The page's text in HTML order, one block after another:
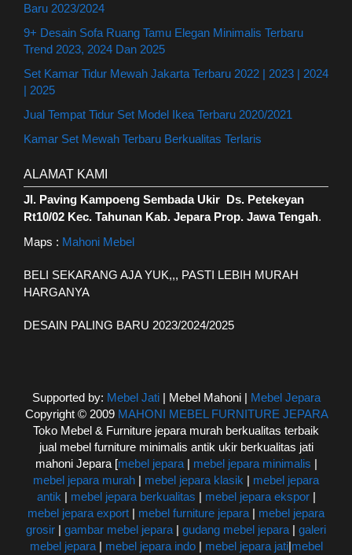
Baru 2023/2024
9+ Desain Sofa Ruang Tamu Elegan Minimalis Terbaru
Trend 2023, 2024 Dan 2025
Set Kamar Tidur Mewah Jakarta Terbaru 2022 | 2023 | 2024
| 2025
Jual Tempat Tidur Set Model Ikea Terbaru 2020/2021
Kamar Set Mewah Terbaru Berkualitas Terlaris
ALAMAT KAMI
Jl. Paving Kampoeng Sembada Ukir Ds. Petekeyan
Rt10/02 Kec. Tahunan Kab. Jepara Prop. Jawa Tengah.
Maps : Mahoni Mebel
BELI SEKARANG AJA YUK,,, PASTI LEBIH MURAH
HARGANYA
DESAIN PALING BARU 2023/2024/2025
Supported by: Mebel Jati| Mebel Mahoni | Mebel Jepara
Copyright © 2009 MAHONI MEBEL FURNITURE JEPARA
Toko Mebel & Furniture jepara murah berkualitas terbaik
jual mebel furniture minimalis antik ukir berkualitas jati
mahoni Jepara [mebel jepara| mebel jepara minimalis |
mebel jepara murah | mebel jepara klasik | mebel jepara
antik | mebel jepara berkualitas | mebel jepara ekspor|
mebel jepara export | mebel furniture jepara | mebel jepara
grosir | gambar mebel jepara | gudang mebel jepara | galeri
mebel jepara| mebel jepara indo| mebel jepara jati|mebel